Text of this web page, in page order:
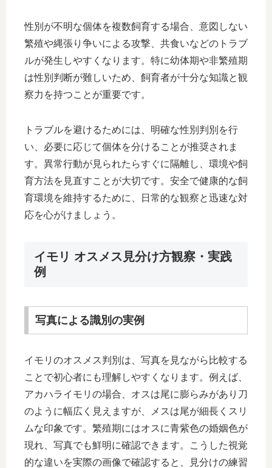
性別が不明な個体を複数飼育する場合、意図しない
繁殖や縄張り争いによる攻撃、共食いなどのトラブ
ルが発生しやすくなります。特に幼体期や非繁殖期
は性別判断が難しいため、飼育者が十分な知識と観
察力を持つことが重要です。
トラブルを避けるためには、明確な性別判別を行
い、必要に応じて個体を分けることが推奨されま
す。異常行動が見られたらすぐに隔離し、環境や飼
育方法を見直すことが大切です。安全で健康的な飼
育環境を維持するために、日常的な観察と迅速な対
応を心がけましょう。
イモリ オスメス見分け方観察・実践
例
写真による識別の実例
イモリのオスメス判別は、写真を見ながら比較する
ことで初心者にも理解しやすくなります。例えば、
アカハライモリの場合、オスは尾に膨らみがあり刀
のように幅広く見えますが、メスは尾が細長くスリ
ムな印象です。繁殖期にはオスに青紫色の婚姻色が
現れ、写真でも鮮明に確認できます。こうした視覚
的な違いを実際の画像で確認すると、見分けの練習